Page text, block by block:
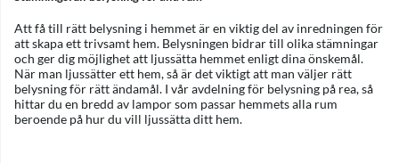
Att få till rätt belysning i hemmet är en viktig del av inredningen för
att skapa ett trivsamt hem. Belysningen bidrar till olika stämningar
och ger dig möjlighet att ljussätta hemmet enligt dina önskemål.
När man ljussätter ett hem, så är det viktigt att man väljer rätt
belysning för rätt ändamål. I vår avdelning för belysning på rea, så
hittar du en bredd av lampor som passar hemmets alla rum
beroende på hur du vill ljussätta ditt hem.